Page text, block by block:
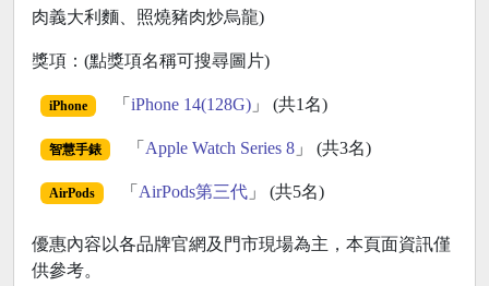
肉義大利麵、照燒豬肉炒烏龍)
獎項：(點獎項名稱可搜尋圖片)
iPhone 「 iPhone 14(128G)」 (共1名)
智慧手錶 「 Apple Watch Series 8」 (共3名)
AirPods 「 AirPods第三代」 (共5名)
優惠內容以各品牌官網及門市現場為主，本頁面資訊僅
供參考。